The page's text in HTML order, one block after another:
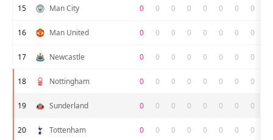
15 Man City 0 0 0 0 0 0 0 0
16 Man United 0 0 0 0 0 0 0 0
17 Newcastle 0 0 0 0 0 0 0 0
18 Nottingham 0 0 0 0 0 0 0 0
19 Sunderland 0 0 0 0 0 0 0 0
20 Tottenham 0 0 0 0 0 0 0 0